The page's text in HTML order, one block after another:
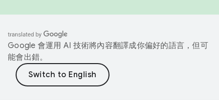
Google 會運用 AI 技術將內容翻譯成你偏好的語言，但可
能會出錯。